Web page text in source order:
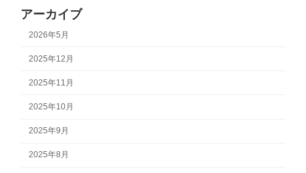
アーカイブ
2026年5月
2025年12月
2025年11月
2025年10月
2025年9月
2025年8月